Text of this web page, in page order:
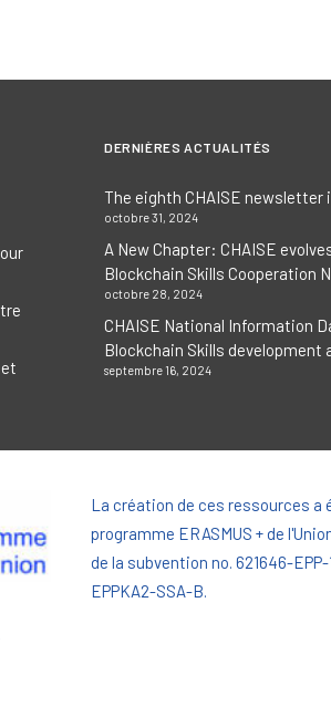
DERNIÈRES ACTUALITÉS
The eighth CHAISE newsletter
octobre 31, 2024
A New Chapter: CHAISE
Blockchain Skills Cooperation
octobre 28, 2024
CHAISE National Information
Blockchain Skills development
septembre 16, 2024
La création de ces ressources a
programme ERASMUS + de
de la subvention no. 621646-
EPPKA2-SSA-B.